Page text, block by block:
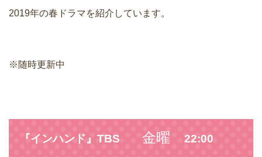
2019年の春ドラマを紹介しています。
※随時更新中
『インハンド』TBS 金曜 22:00